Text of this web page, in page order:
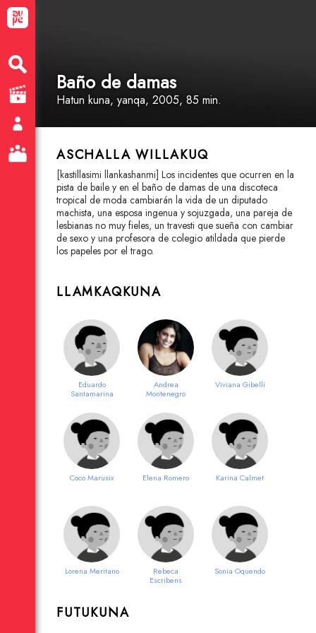
Baño de damas
Hatun kuna, yanqa, 2005, 85 min.
ASCHALLA WILLAKUQ
[kastillasimi llankashanmi] Los incidentes que ocurren en la
pista de baile y en el baño de damas de una discoteca
tropical de moda cambiarán la vida de un diputado
machista, una esposa ingenua y sojuzgada, una pareja de
lesbianas no muy fieles, un travesti que sueña con cambiar
de sexo y una profesora de colegio atildada que pierde
los papeles por el trago.
LLAMKAQKUNA
Eduardo
Santamarina
Andrea
Montenegro
Viviana Gibelli
Coco Marusix Elena Romero Karina Calmet
Lorena Meritano
Rebeca
Escribens
Sonia Oquendo
FUTUKUNA